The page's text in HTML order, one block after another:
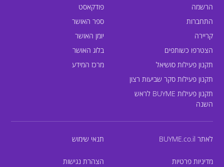
הרשמה
התחברות
קריירה
הצטרפו כשותפים
תקנון פעילות סושיאל
תקנון פעילות סקר שביעות רצון
תקנון פעילות BUYME לראש
השנה
פודקאסט
ספר האושר
יומן האושר
בלוג האושר
מרכז המידע
לאתר BUYME.co.il תנאי שימוש
מדיניות פרטיות הצהרת נגישות